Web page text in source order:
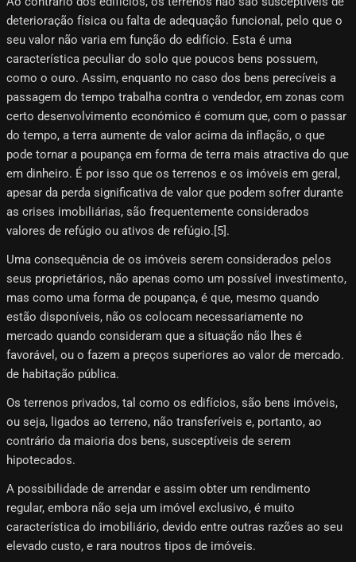
deterioração física ou falta de adequação funcional, pelo que o
seu valor não varia em função do edifício. Esta é uma
característica peculiar do solo que poucos bens possuem,
como o ouro. Assim, enquanto no caso dos bens perecíveis a
passagem do tempo trabalha contra o vendedor, em zonas com
certo desenvolvimento económico é comum que, com o passar
do tempo, a terra aumente de valor acima da inflação, o que
pode tornar a poupança em forma de terra mais atractiva do que
em dinheiro. É por isso que os terrenos e os imóveis em geral,
apesar da perda significativa de valor que podem sofrer durante
as crises imobiliárias, são frequentemente considerados
valores de refúgio ou ativos de refúgio.[5]​.
Uma consequência de os imóveis serem considerados pelos
seus proprietários, não apenas como um possível investimento,
mas como uma forma de poupança, é que, mesmo quando
estão disponíveis, não os colocam necessariamente no
mercado quando consideram que a situação não lhes é
favorável, ou o fazem a preços superiores ao valor de mercado.
de habitação pública.
Os terrenos privados, tal como os edifícios, são bens imóveis,
ou seja, ligados ao terreno, não transferíveis e, portanto, ao
contrário da maioria dos bens, susceptíveis de serem
hipotecados.
A possibilidade de arrendar e assim obter um rendimento
regular, embora não seja um imóvel exclusivo, é muito
característica do imobiliário, devido entre outras razões ao seu
elevado custo, e rara noutros tipos de imóveis.